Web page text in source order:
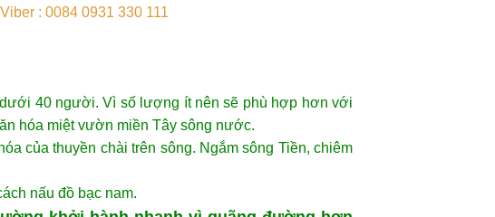
: 0084 0931 330 111